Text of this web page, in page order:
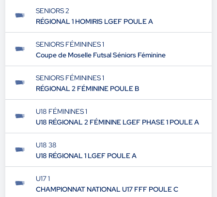
SENIORS 2
RÉGIONAL 1 HOMIRIS LGEF POULE A
SENIORS FÉMININES 1
Coupe de Moselle Futsal Séniors Féminine
SENIORS FÉMININES 1
RÉGIONAL 2 FÉMININE POULE B
U18 FÉMININES 1
U18 RÉGIONAL 2 FÉMININE LGEF PHASE 1 POULE A
U18 38
U18 RÉGIONAL 1 LGEF POULE A
U17 1
CHAMPIONNAT NATIONAL U17 FFF POULE C